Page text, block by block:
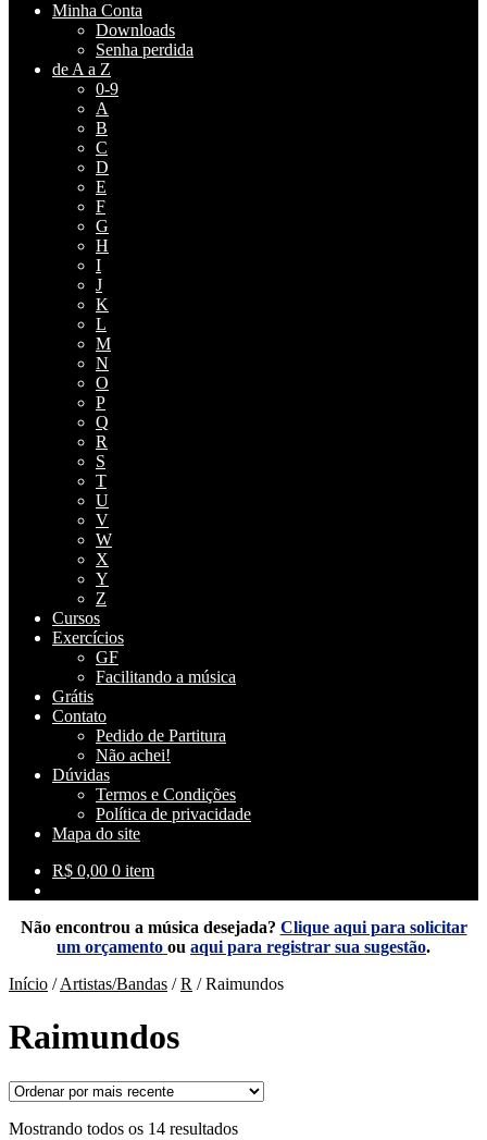
Minha Conta
Downloads
Senha perdida
de A a Z
0-9
A
B
C
D
E
F
G
H
I
J
K
L
M
N
O
P
Q
R
S
T
U
V
W
X
Y
Z
Cursos
Exercícios
GF
Facilitando a música
Grátis
Contato
Pedido de Partitura
Não achei!
Dúvidas
Termos e Condições
Política de privacidade
Mapa do site
R$ 0,00 0 item
Não encontrou a música desejada? Clique aqui para solicitar
um orçamento ou aqui para registrar sua sugestão.
Início /Artistas/Bandas /R /Raimundos
Raimundos
Mostrando todos os 14 resultadosClassificado